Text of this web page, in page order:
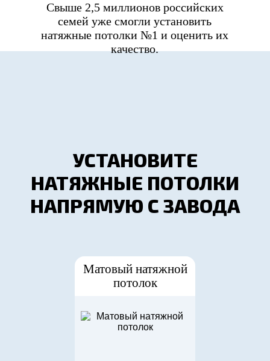
Свыше 2,5 миллионов российских
семей уже смогли установить
натяжные потолки №1 и оценить их
качество.
УСТАНОВИТЕ
НАТЯЖНЫЕ ПОТОЛКИ
НАПРЯМУЮ С ЗАВОДА
Матовый натяжной
потолок